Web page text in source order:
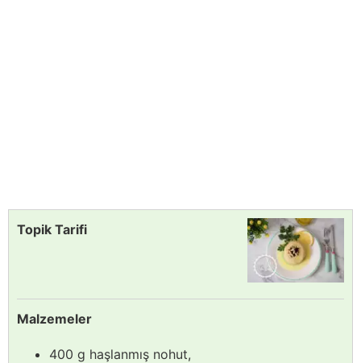
Topik Tarifi
Malzemeler
400 g haşlanmış nohut,